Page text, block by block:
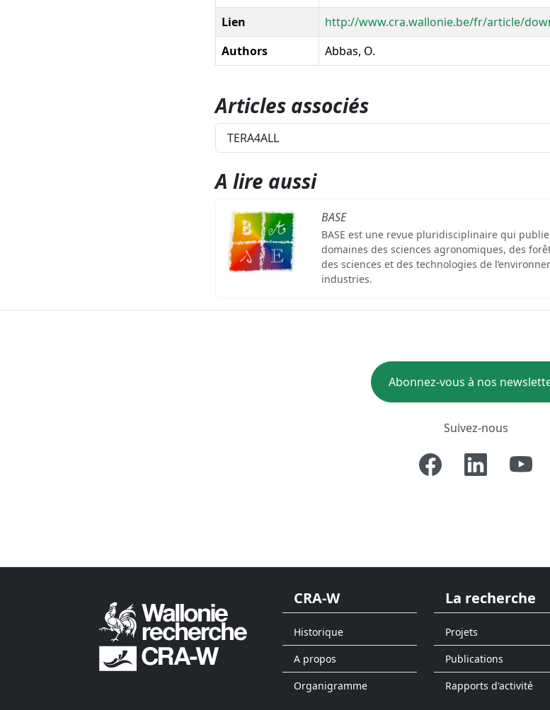
Lien
http://www.cra.wallonie.be/fr/article/
Authors
Abbas, O.
Articles associés
TERA4ALL
A lire aussi
BASE
BASE est une revue pluridisciplinaire qui
domaines des sciences agronomiques, des
des sciences et des technologies de
industries.
Abonnez-vous à nos
Suivez-nous
CRA-W
Historique
A propos
Organigramme
La recherche
Projets
Publications
Rapports d'activité